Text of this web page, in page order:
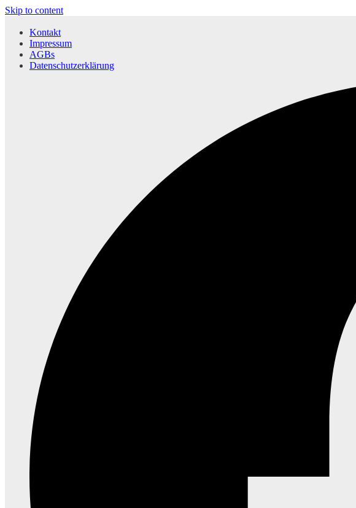
Skip to content
Kontakt
Impressum
AGBs
Datenschutzerklärung